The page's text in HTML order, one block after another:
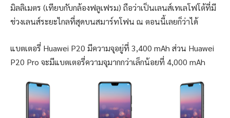
มิลลิเมตร (เทียบกับกล้องฟลูเฟรม) ถือว่าเป็นเลนส์เทเลโฟโต้ที่มี
ช่วงเลนส์ระยะไกลที่สุดบนสมาร์ทโฟน ณ ตอนนี้เลยก็ว่าได้
แบตเตอรี่ Huawei P20 มีความจุอยู่ที่ 3,400 mAh ส่วน Huawei
P20 Pro จะมีแบตเตอรี่ความจุมากกว่าเล็กน้อยที่ 4,000 mAh